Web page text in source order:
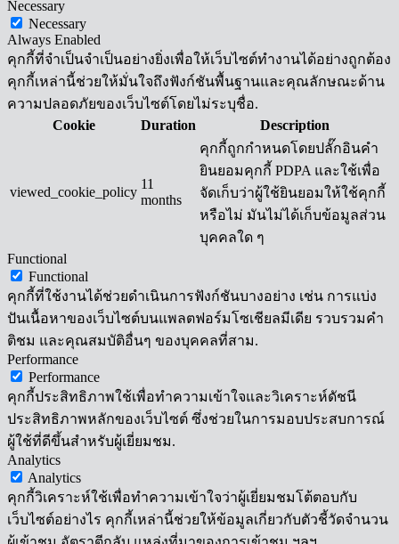
Necessary
Necessary
Always Enabled
คุกกี้ที่จำเป็นจำเป็นอย่างยิ่งเพื่อให้เว็บไซต์ทำงานได้อย่างถูกต้อง
คุกกี้เหล่านี้ช่วยให้มั่นใจถึงฟังก์ชันพื้นฐานและคุณลักษณะด้าน
ความปลอดภัยของเว็บไซต์โดยไม่ระบุชื่อ.
Cookie
Duration Description
viewed_cookie_policy
11
months
คุกกี้ถูกกำหนดโดยปลั๊กอินคำ
ยินยอมคุกกี้ PDPA และใช้เพื่อ
จัดเก็บว่าผู้ใช้ยินยอมให้ใช้คุกกี้
หรือไม่ มันไม่ได้เก็บข้อมูลส่วน
บุคคลใด ๆ
Functional
Functional
คุกกี้ที่ใช้งานได้ช่วยดำเนินการฟังก์ชันบางอย่าง เช่น การแบ่ง
ปันเนื้อหาของเว็บไซต์บนแพลตฟอร์มโซเชียลมีเดีย รวบรวมคำ
ติชม และคุณสมบัติอื่นๆ ของบุคคลที่สาม.
Performance
Performance
คุกกี้ประสิทธิภาพใช้เพื่อทำความเข้าใจและวิเคราะห์ดัชนี
ประสิทธิภาพหลักของเว็บไซต์ ซึ่งช่วยในการมอบประสบการณ์
ผู้ใช้ที่ดีขึ้นสำหรับผู้เยี่ยมชม.
Analytics
Analytics
คุกกี้วิเคราะห์ใช้เพื่อทำความเข้าใจว่าผู้เยี่ยมชมโต้ตอบกับ
เว็บไซต์อย่างไร คุกกี้เหล่านี้ช่วยให้ข้อมูลเกี่ยวกับตัวชี้วัดจำนวน